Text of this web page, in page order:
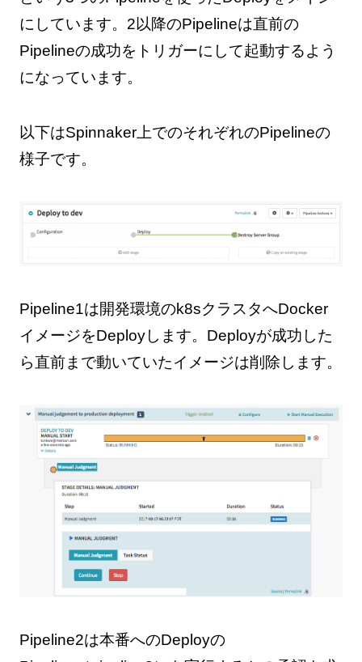
にしています。2以降のPipelineは直前の
Pipelineの成功をトリガーにして起動するよう
になっています。
以下はSpinnaker上でのそれぞれのPipelineの
様子です。
Pipeline1は開発環境のk8sクラスタへDocker
イメージをDeployします。Deployが成功した
ら直前まで動いていたイメージは削除します。
Pipeline2は本番へのDeployの